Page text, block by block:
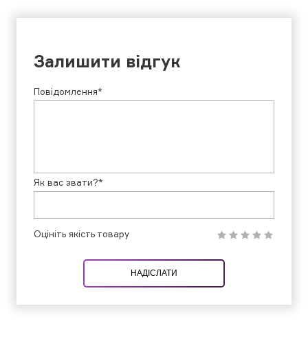
Залишити відгук
Повідомлення*
Як вас звати?*
Оцініть якість товару
НАДІСЛАТИ